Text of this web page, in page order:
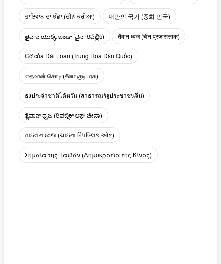
ਤਾਇਵਾਨ ਦਾ ਝੰਡਾ (ਚੀਨ ਕੋਰੀਆ) 대만의 국기 (중화 민국)
తైవాన్ యొక్క జెండా (చైనా రిపబ్లిక్) तैवान ध्वज (चीन प्रजासत्ताक)
Cờ của Đài Loan (Trung Hoa Dân Quốc)
தைவான் கொடி (சீனா குடியரசு)
ธงประจำชาติไต้หวัน (สาธารณรัฐประชาชนจีน)
ತೈವಾನ್ ಧ್ವಜ (ರಿಪಬ್ಲಿಕ್ ಆಫ್ ಚೀನಾ)
તાઇવાન ધ્વજ (ચાઇના રિપબ્લિક ઓફ)
Σημαία της Ταϊβάν (Δημοκρατία της Κίνας)